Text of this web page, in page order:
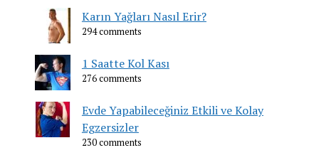
Karın Yağları Nasıl Erir?
294 comments
1 Saatte Kol Kası
276 comments
Evde Yapabileceğiniz Etkili ve Kolay
Egzersizler
230 comments